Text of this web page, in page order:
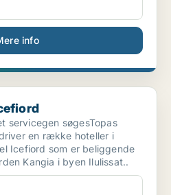
info
servicegen søgesTopas
en række hoteller i
Icefiord som er beliggende
Kangia i byen Ilulissat..